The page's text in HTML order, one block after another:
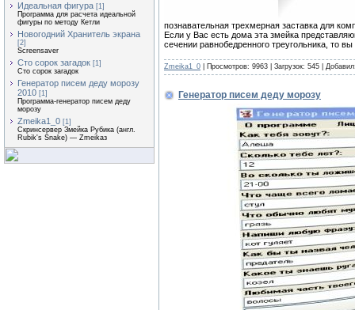
Идеальная фигура [1]
Программа для расчета идеальной
фигуры по методу Кетли
Новогодний Хранитель экрана
[2]
Screensaver
Сто сорок загадок [1]
Сто сорок загадок
Генератор писем деду морозу
2010 [1]
Программа-генератор писем деду
морозу
Zmeika1_0 [1]
Скринсервер Змейка Рубика (англ.
Rubik's Snake) — Zmeikaз
познавательная трехмерная заставка для
Если у Вас есть дома эта змейка
сечении равнобедренного треугольника, то
Zmeika1_0 | Просмотров: 9963 | Загрузок: 545 |
Генератор писем деду морозу